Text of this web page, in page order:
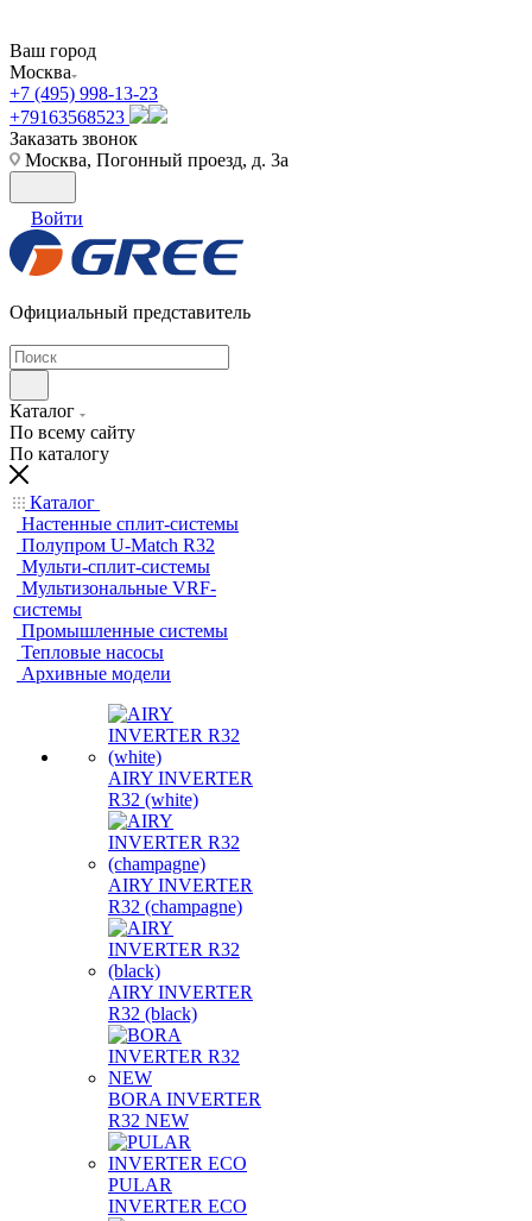
Ваш город
Москва
+7 (495) 998-13-23
+79163568523
Заказать звонок
Москва, Погонный проезд, д. 3а
Войти
Официальный представитель
Каталог
По всему сайту
По каталогу
Каталог
Настенные сплит-системы
Полупром U-Match R32
Мульти-сплит-системы
Мультизональные VRF-
системы
Промышленные системы
Тепловые насосы
Архивные модели
AIRY INVERTER
R32 (white)
AIRY INVERTER
R32 (champagne)
AIRY INVERTER
R32 (black)
BORA INVERTER
R32 NEW
PULAR
INVERTER ECO